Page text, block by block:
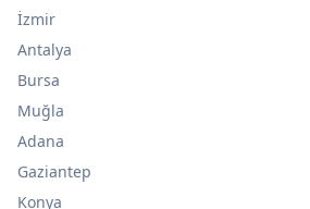
İzmir
Antalya
Bursa
Muğla
Adana
Gaziantep
Konya